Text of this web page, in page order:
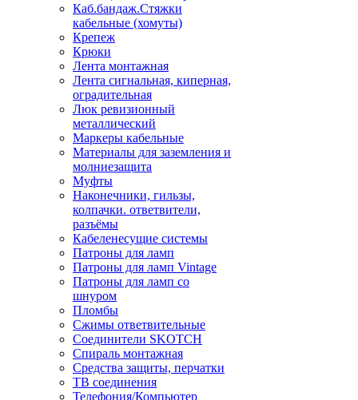
Каб.бандаж.Стяжки
кабельные (хомуты)
Крепеж
Крюки
Лента монтажная
Лента сигнальная, киперная,
оградительная
Люк ревизионный
металлический
Маркеры кабельные
Материалы для заземления и
молниезащита
Муфты
Наконечники, гильзы,
колпачки. ответвители,
разъёмы
Кабеленесущие системы
Патроны для ламп
Патроны для ламп Vintage
Патроны для ламп со
шнуром
Пломбы
Сжимы ответвительные
Соединители SKOTCH
Спираль монтажная
Средства защиты, перчатки
ТВ соединения
Телефония/Компьютер